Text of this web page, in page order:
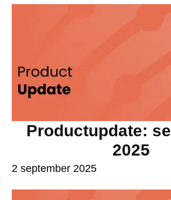
Productupdate:
2025
2 september 2025